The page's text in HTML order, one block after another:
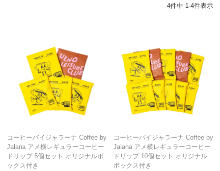
4件中 1-4件表示
コーヒーバイジャラーナ Coffee by
Jalana アメ横レギュラーコーヒー
ドリップ 5個セット オリジナルボ
ックス付き
コーヒーバイジャラーナ Coffee by
Jalana アメ横レギュラーコーヒー
ドリップ 10個セット オリジナル
ボックス付き